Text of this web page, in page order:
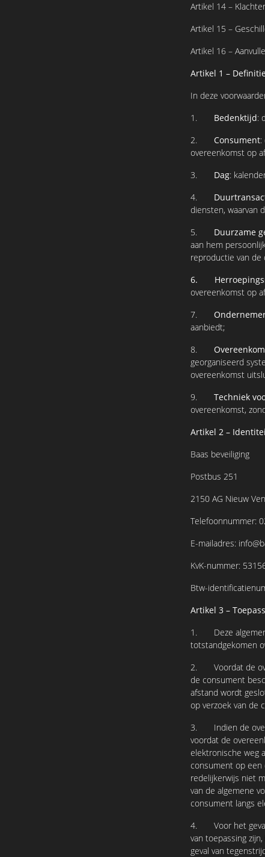
Artikel 14 –
Artikel 15 –
Artikel 16 –
Artikel 1 –
In deze
1. Bedenktijd:
2. Consument:
overeenkomst op
3. Dag:
4.
diensten, waarvan
5. Duurzame
aan hem
reproductie van de
6.
overeenkomst op
7.
aanbiedt;
8.
georganiseerd
overeenkomst
9. Techniek
overeenkomst,
Artikel 2 –
Baas beveiliging
Postbus 251
2150 AG Nieuw
Telefoonnummer:
E-mailadres:
KvK-nummer:
Btw-
Artikel 3 –
1. Deze
totstandgekomen
2. Voordat de
de consument
afstand wordt
op verzoek van de
3. Indien de
voordat de
elektronische weg
consument op een
redelijkerwijs niet
van de algemene
consument langs
4. Voor het geval
van toepassing
geval van